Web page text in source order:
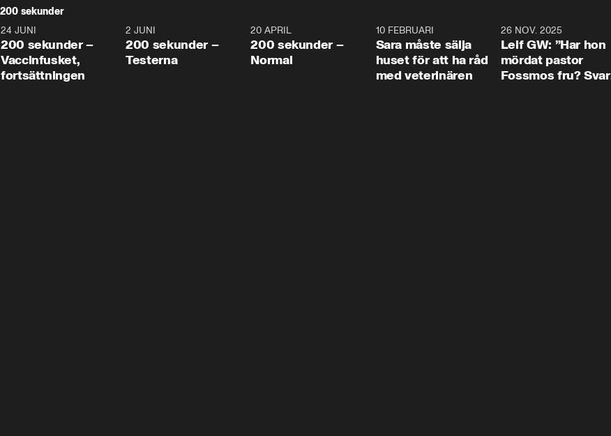
200 sekunder
5:00
24 JUNI
200 sekunder –
Vaccinfusket,
fortsättningen
4:23
2 JUNI
200 sekunder –
Testerna
20 APRIL
200 sekunder –
Normal
10 FEBRUARI
Sara måste sälja
huset för att ha råd
med veterinären
26 NOV. 2025
Leif GW: ”Har hon
mördat pastor
Fossmos fru? Svar